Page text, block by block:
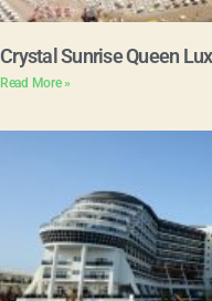
Crystal Sunrise Queen
Read More »